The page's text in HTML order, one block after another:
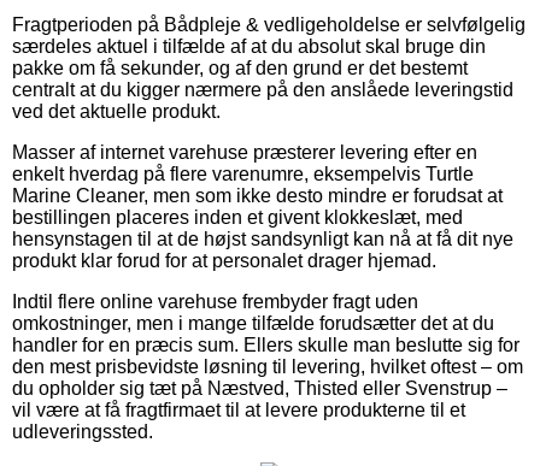
Fragtperioden på Bådpleje & vedligeholdelse er selvfølgelig
særdeles aktuel i tilfælde af at du absolut skal bruge din
pakke om få sekunder, og af den grund er det bestemt
centralt at du kigger nærmere på den anslåede leveringstid
ved det aktuelle produkt.
Masser af internet varehuse præsterer levering efter en
enkelt hverdag på flere varenumre, eksempelvis Turtle
Marine Cleaner, men som ikke desto mindre er forudsat at
bestillingen placeres inden et givent klokkeslæt, med
hensynstagen til at de højst sandsynligt kan nå at få dit nye
produkt klar forud for at personalet drager hjemad.
Indtil flere online varehuse frembyder fragt uden
omkostninger, men i mange tilfælde forudsætter det at du
handler for en præcis sum. Ellers skulle man beslutte sig for
den mest prisbevidste løsning til levering, hvilket oftest – om
du opholder sig tæt på Næstved, Thisted eller Svenstrup –
vil være at få fragtfirmaet til at levere produkterne til et
udleveringssted.